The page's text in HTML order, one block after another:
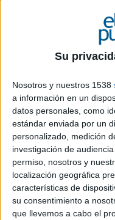
Su
Nosotros y nuestros 1538
a información en un
datos personales, como
estándar enviada por un
personalizado, medición
investigación de
permiso, nosotros y
localización geográfica
características de
su consentimiento a
que llevemos a cabo el
25 DE AGOSTO DE 2016
Ejercerá como
Beatriz Moreno ha
para reforzar la
concretamente el
donde ejercerá